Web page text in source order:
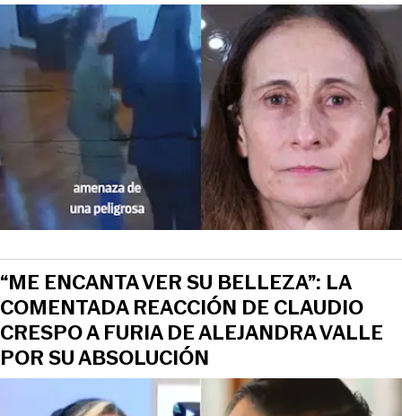
“ME ENCANTA VER SU BELLEZA”: LA
COMENTADA REACCIÓN DE CLAUDIO
CRESPO A FURIA DE ALEJANDRA VALLE
POR SU ABSOLUCIÓN